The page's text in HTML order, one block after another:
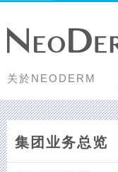
关於NEODERM
主
內
容
開
始
集团业务总览